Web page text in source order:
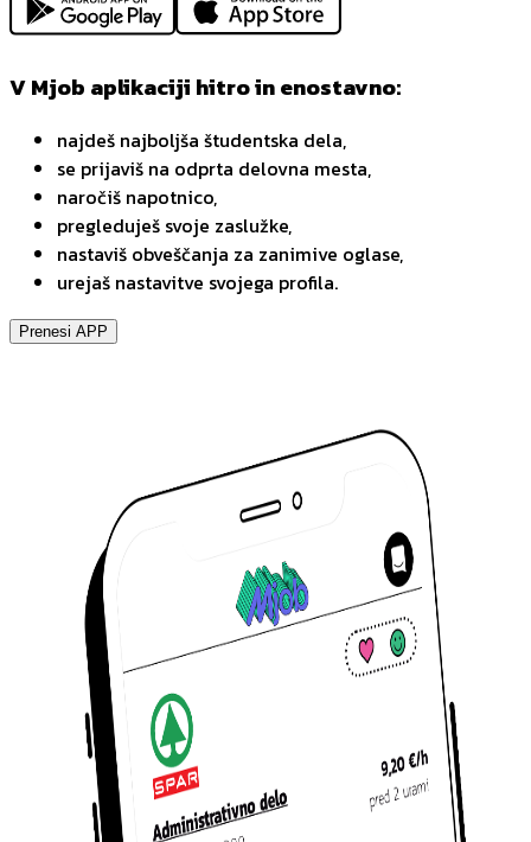
V Mjob aplikaciji hitro in enostavno:
najdeš najboljša študentska dela,
se prijaviš na odprta delovna mesta,
naročiš napotnico,
pregleduješ svoje zaslužke,
nastaviš obveščanja za zanimive oglase,
urejaš nastavitve svojega profila.
Prenesi APP